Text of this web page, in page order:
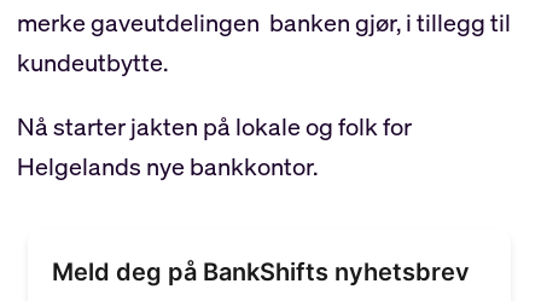
merke gaveutdelingen banken gjør, i tillegg til
kundeutbytte.
Nå starter jakten på lokale og folk for
Helgelands nye bankkontor.
Meld deg på BankShifts nyhetsbrev